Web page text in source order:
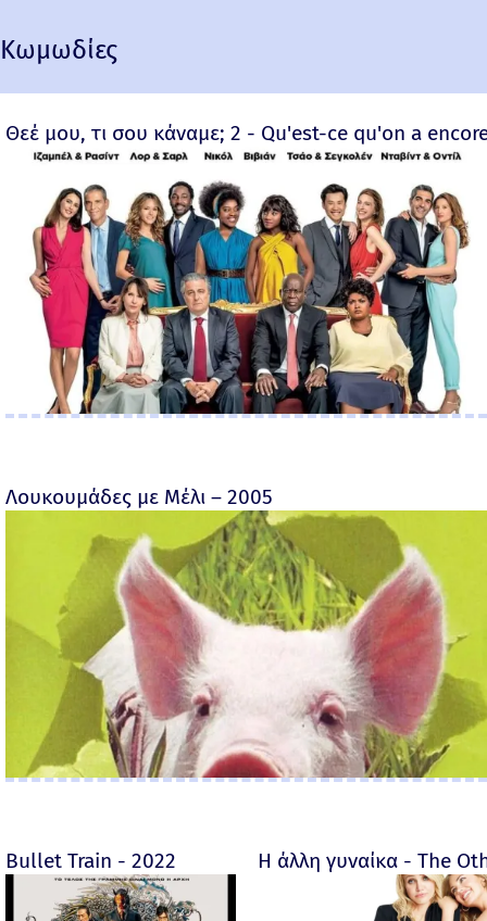
Κωμωδίες
Θεέ μου, τι σου κάναμε; 2 - Qu'est-ce qu'on a
Λουκουμάδες με Μέλι – 2005
Bullet Train - 2022 Η άλλη γυναίκα - The